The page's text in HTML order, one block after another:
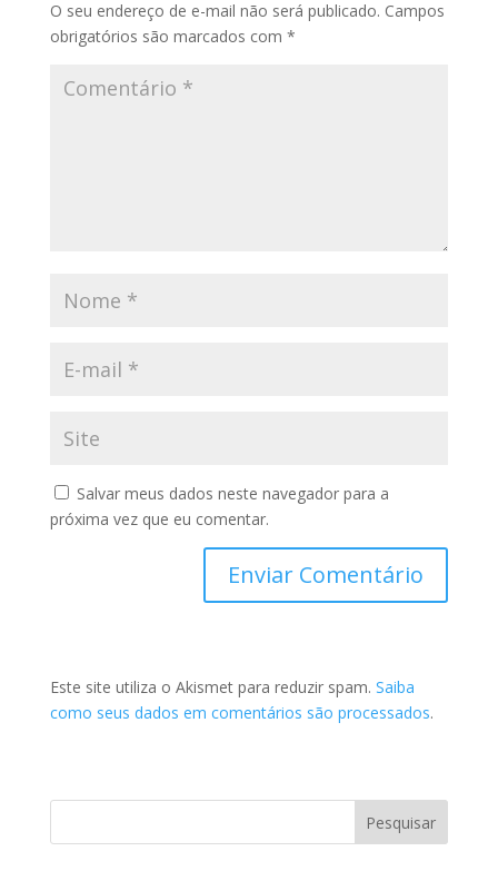
O seu endereço de e-mail não será publicado. Campos
obrigatórios são marcados com *
Salvar meus dados neste navegador para a
próxima vez que eu comentar.
Este site utiliza o Akismet para reduzir spam. Saiba
como seus dados em comentários são processados.